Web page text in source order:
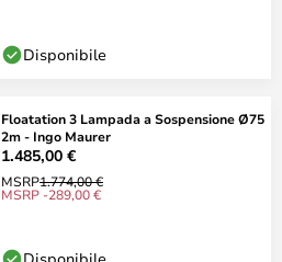
Disponibile
Floatation 3 Lampada a Sospensione Ø75
2m - Ingo Maurer
1.485,00 €
MSRP1.774,00 €
MSRP -289,00 €